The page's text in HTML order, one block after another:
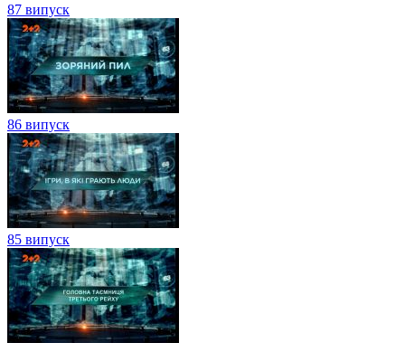
87 випуск
86 випуск
85 випуск